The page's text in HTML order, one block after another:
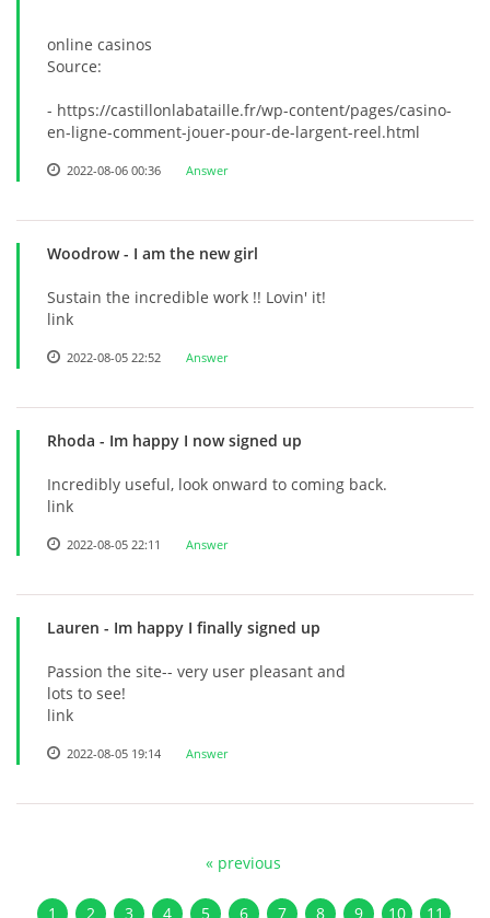
online casinos
Source:
- https://castillonlabataille.fr/wp-content/pages/casino-
en-ligne-comment-jouer-pour-de-largent-reel.html
2022-08-06 00:36 Answer
Woodrow- I am the new girl
Sustain the incredible work !! Lovin' it!
link
2022-08-05 22:52 Answer
Rhoda - Im happy I now signed up
Incredibly useful, look onward to coming back.
link
2022-08-05 22:11 Answer
Lauren - Im happy I finally signed up
Passion the site-- very user pleasant and
lots to see!
link
2022-08-05 19:14 Answer
« previous
1 2 3 4 5 6 7 8 9 10 11